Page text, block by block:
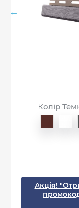
Колір
Акція!